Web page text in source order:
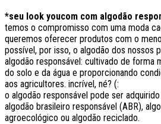
*seu look youcom com algodão
temos o compromisso com uma moda
queremos oferecer produtos com o
possível, por isso, o algodão dos nossos
algodão responsável: cultivado de forma
do solo e da água e proporcionando
aos agricultores. incrível, né? (:
o algodão responsável pode ser
algodão brasileiro responsável (ABR),
agroecológico ou algodão reciclado.